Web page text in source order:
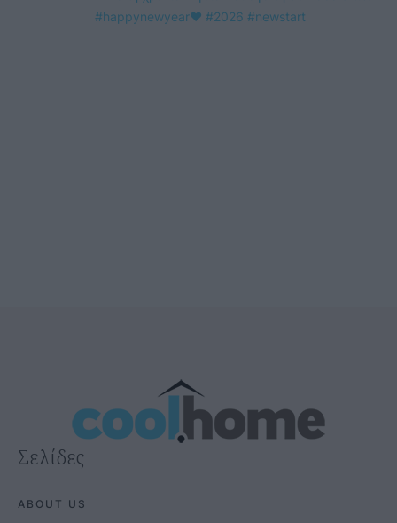
Σελίδες
ABOUT US